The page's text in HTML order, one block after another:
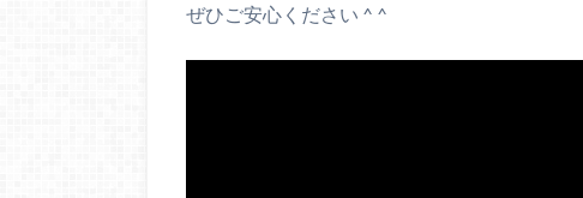
ぜひご安心ください ^ ^